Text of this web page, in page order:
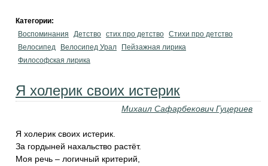
Категории:
Воспоминания
Детство стих про детство Стихи про детство
Велосипед
Велосипед Урал
Пейзажная лирика
Философская лирика
Я холерик своих истерик
Михаил Сафарбекович Гуцериев
Я холерик своих истерик.
За гордыней нахальство растёт.
Моя речь – логичный критерий,